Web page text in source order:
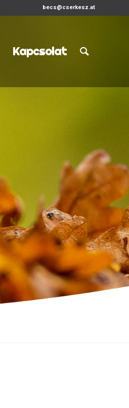
becs@cserkesz.at
Kapcsolat